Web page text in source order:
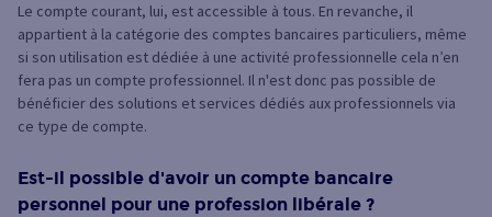
Le compte courant, lui, est accessible à tous. En revanche, il
appartient à la catégorie des comptes bancaires particuliers, même
si son utilisation est dédiée à une activité professionnelle cela n’en
fera pas un compte professionnel. Il n'est donc pas possible de
bénéficier des solutions et services dédiés aux professionnels via
ce type de compte.
Est-il possible d'avoir un compte bancaire
personnel pour une profession libérale ?